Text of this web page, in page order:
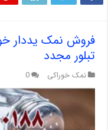
فروش نمک یددار
تبلور مجدد
نمک خوراکی 0